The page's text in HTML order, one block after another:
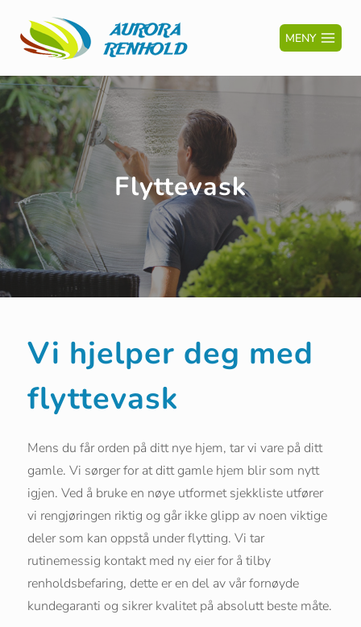
MENY
Flyttevask
Vi hjelper deg med
flyttevask
Mens du får orden på ditt nye hjem, tar vi vare på ditt
gamle. Vi sørger for at ditt gamle hjem blir som nytt
igjen. Ved å bruke en nøye utformet sjekkliste utfører
vi rengjøringen riktig og går ikke glipp av noen viktige
deler som kan oppstå under flytting. Vi tar
rutinemessig kontakt med ny eier for å tilby
renholdsbefaring, dette er en del av vår fornøyde
kundegaranti og sikrer kvalitet på absolutt beste måte.